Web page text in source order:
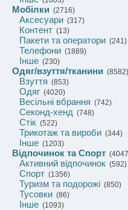
Мобілки (2716)
Аксесуари (317)
Контент (13)
Пакети та оператори (241)
Телефони (1889)
Інше (230)
Одяг/взуття/тканини (8582)
Взуття (853)
Одяг (4020)
Весільні вбрання (742)
Секонд-хенд (748)
Стік (522)
Трикотаж та вироби (344)
Інше (1203)
Відпочинок та Спорт
Активний відпочинок (592)
Спорт (1356)
Туризм та подорожі (850)
Тусовки (86)
Інше (1093)